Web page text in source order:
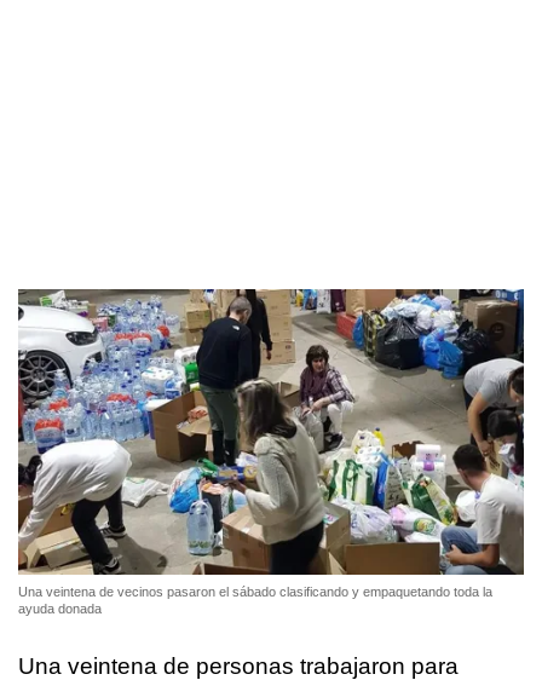
Una veintena de vecinos pasaron el sábado clasificando y empaquetando toda la
ayuda donada
Una veintena de personas trabajaron para